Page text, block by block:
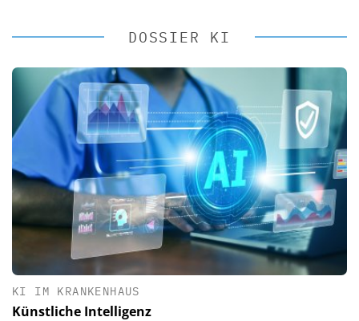
DOSSIER KI
KI IM KRANKENHAUS
Künstliche Intelligenz